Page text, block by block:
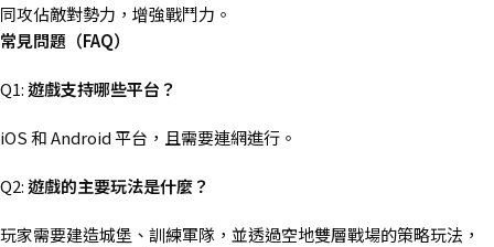
同攻佔敵對勢力，增強戰鬥力。
常見問題（FAQ）
Q1:遊戲支持哪些平台？
iOS 和 Android 平台，且需要連網進行。
Q2:遊戲的主要玩法是什麼？
玩家需要建造城堡、訓練軍隊，並透過空地雙層戰場的策略玩法，